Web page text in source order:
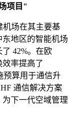
项目"
机场在其主要基
地区的智能机场
42%。在欧
率提高了
预算用于通信升
通信解决方案
下一代空域管理